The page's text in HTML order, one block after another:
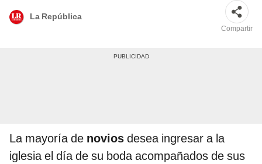
La República
Compartir
La mayoría de novios desea ingresar a la
iglesia el día de su boda acompañados de sus